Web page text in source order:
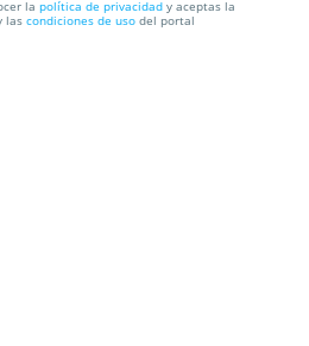
la política de privacidad y aceptas la
las condiciones de uso del portal